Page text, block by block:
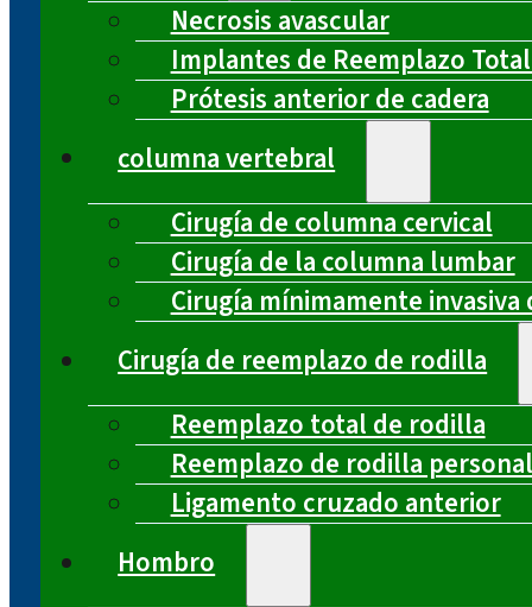
Necrosis avascular
Implantes de Reemplazo
Prótesis anterior de cadera
columna vertebral
Cirugía de columna cervical
Cirugía de la columna lumbar
Cirugía mínimamente
Cirugía de reemplazo de rodilla
Reemplazo total de rodilla
Reemplazo de rodilla
Ligamento cruzado anterior
Hombro